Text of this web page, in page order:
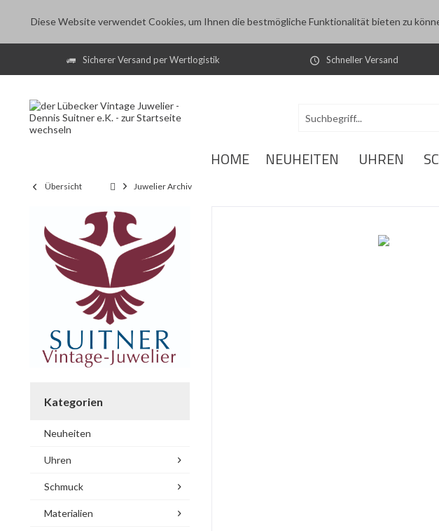
Diese Website verwendet Cookies, um Ihnen die bestmögliche Funktionalität bieten zu
Sicherer Versand per Wertlogistik Schneller Versand
HOME NEUHEITEN UHREN
Übersicht Juwelier Archiv
Kategorien
Neuheiten
Uhren
Schmuck
Materialien